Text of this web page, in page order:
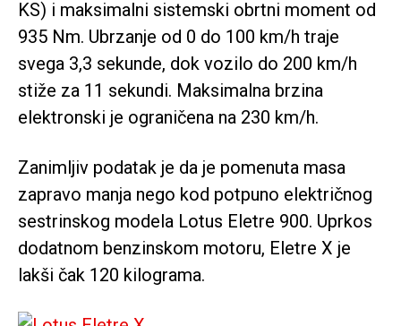
KS) i maksimalni sistemski obrtni moment od
935 Nm. Ubrzanje od 0 do 100 km/h traje
svega 3,3 sekunde, dok vozilo do 200 km/h
stiže za 11 sekundi. Maksimalna brzina
elektronski je ograničena na 230 km/h.
Zanimljiv podatak je da je pomenuta masa
zapravo manja nego kod potpuno električnog
sestrinskog modela Lotus Eletre 900. Uprkos
dodatnom benzinskom motoru, Eletre X je
lakši čak 120 kilograma.